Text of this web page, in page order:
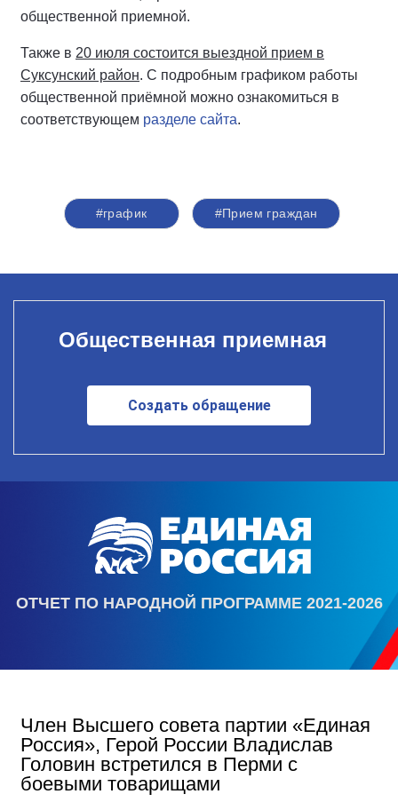
общественной приемной.
Также в 20 июля состоится выездной прием в
Суксунский район. С подробным графиком работы
общественной приёмной можно ознакомиться в
соответствующем разделе сайта.
#график #Прием граждан
Общественная приемная
Создать обращение
ОТЧЕТ ПО НАРОДНОЙ ПРОГРАММЕ 2021-2026
Член Высшего совета партии «Единая
Россия», Герой России Владислав
Головин встретился в Перми с
боевыми товарищами